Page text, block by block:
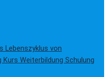
Lebenszyklus von
Kurs Weiterbildung Schulung